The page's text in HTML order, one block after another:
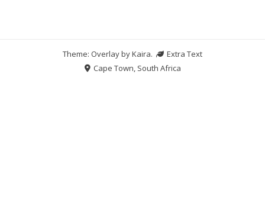
Theme: Overlay byKaira.
Extra Text
Cape Town, South Africa